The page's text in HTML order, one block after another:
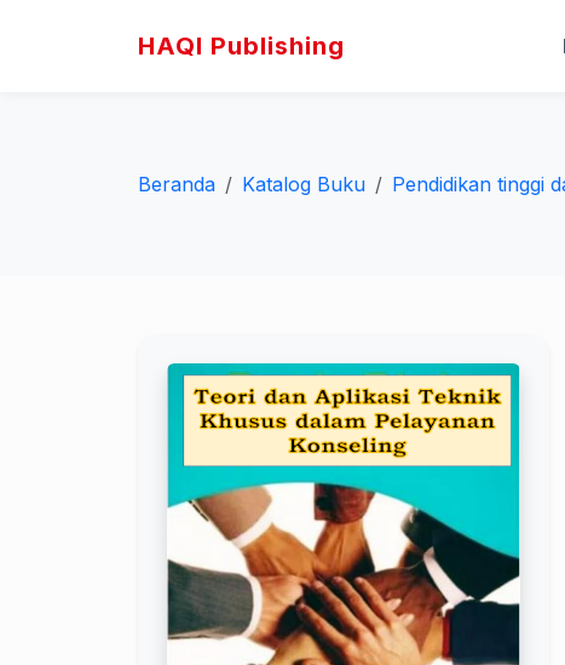
HAQI Publishing
Beranda Katalog Buku Pendidikan tinggi